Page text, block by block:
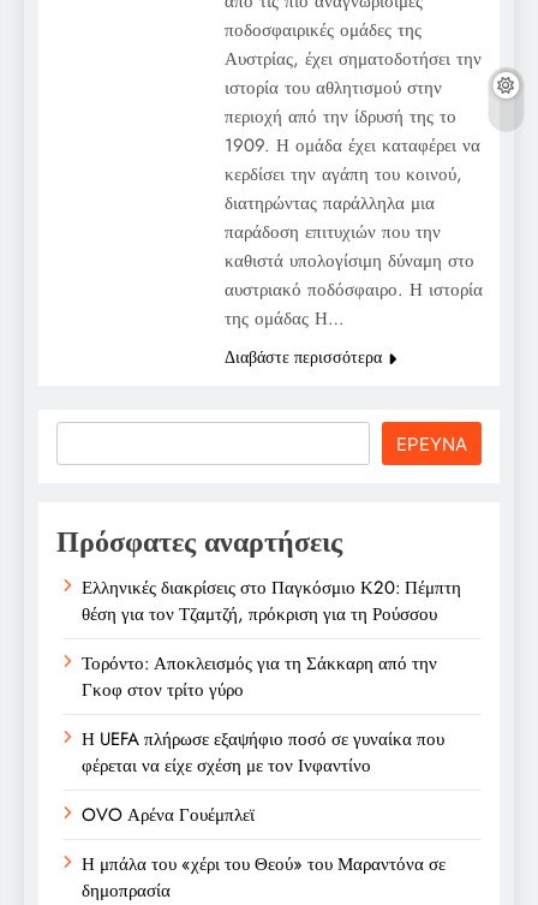
ποδοσφαιρικές ομάδες της
Αυστρίας, έχει σηματοδοτήσει την
ιστορία του αθλητισμού στην
περιοχή από την ίδρυσή της το
1909. Η ομάδα έχει καταφέρει να
κερδίσει την αγάπη του κοινού,
διατηρώντας παράλληλα μια
παράδοση επιτυχιών που την
καθιστά υπολογίσιμη δύναμη στο
αυστριακό ποδόσφαιρο. Η ιστορία
της ομάδας Η…
Διαβάστε περισσότερα
ΕΡΕΥΝΑ
Πρόσφατες αναρτήσεις
Ελληνικές διακρίσεις στο Παγκόσμιο Κ20: Πέμπτη
θέση για τον Τζαμτζή, πρόκριση για τη Ρούσσου
Τορόντο: Αποκλεισμός για τη Σάκκαρη από την
Γκοφ στον τρίτο γύρο
Η UEFA πλήρωσε εξαψήφιο ποσό σε γυναίκα που
φέρεται να είχε σχέση με τον Ινφαντίνο
OVO Αρένα Γουέμπλεϊ
Η μπάλα του «χέρι του Θεού» του Μαραντόνα σε
δημοπρασία